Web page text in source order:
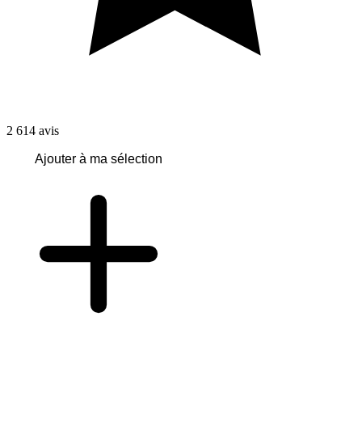
2 614 avis
Ajouter à ma sélection